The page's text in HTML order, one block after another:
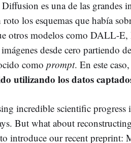
es una de las grandes
los esquemas que había
otros modelos como DALL-
desde cero partiendo
como prompt. En este
utilizando los datos
incredible scientific
But what about
to introduce our recent preprint: